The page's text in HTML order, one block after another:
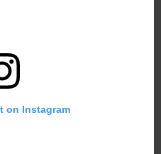
on Instagram